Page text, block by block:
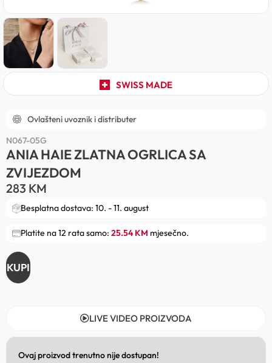
SWISS MADE
Ovlašteni uvoznik i distributer
N067-05G
ANIA HAIE ZLATNA OGRLICA SA
ZVIJEZDOM
283 KM
Besplatna dostava: 10. - 11. august
Platite na 12 rata samo: 25.54 KM mjesečno.
KUPI
LIVE VIDEO PROIZVODA
Ovaj proizvod trenutno nije dostupan!